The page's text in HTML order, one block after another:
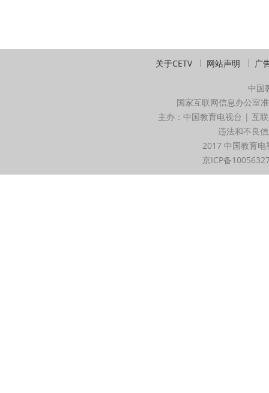
关于CETV 网站声明 广
中国
国家互联网信息办公室
主办：中国教育电视台 | 互
违法和不良
2017 中国教育
京ICP备